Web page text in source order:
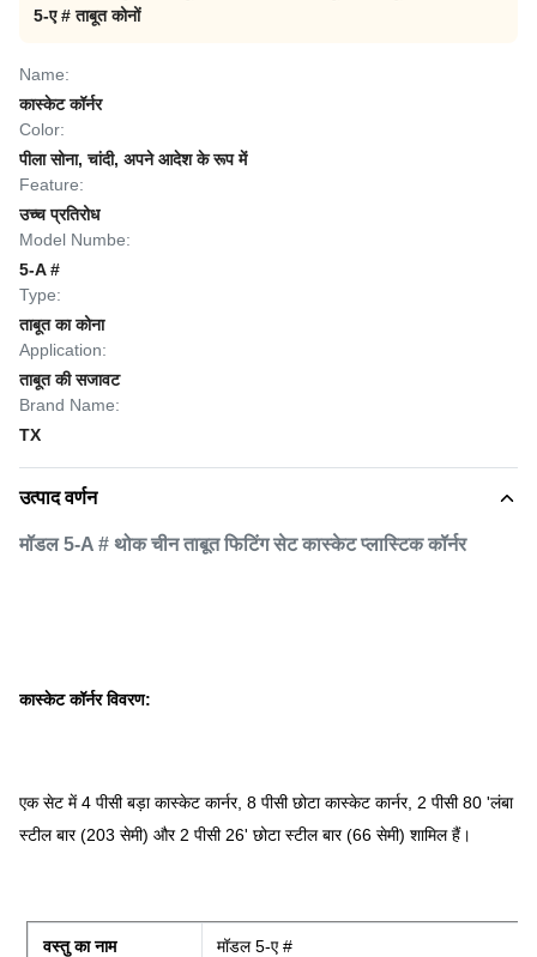
5-ए # ताबूत कोनों
Name:
कास्केट कॉर्नर
Color:
पीला सोना, चांदी, अपने आदेश के रूप में
Feature:
उच्च प्रतिरोध
Model Numbe:
5-A #
Type:
ताबूत का कोना
Application:
ताबूत की सजावट
Brand Name:
TX
उत्पाद वर्णन
मॉडल 5-A # थोक चीन ताबूत फिटिंग सेट कास्केट प्लास्टिक कॉर्नर
कास्केट कॉर्नर विवरण:
एक सेट में 4 पीसी बड़ा कास्केट कार्नर, 8 पीसी छोटा कास्केट कार्नर, 2 पीसी 80 'लंबा
स्टील बार (203 सेमी) और 2 पीसी 26' छोटा स्टील बार (66 सेमी) शामिल हैं।
वस्तु का नाम मॉडल 5-ए #